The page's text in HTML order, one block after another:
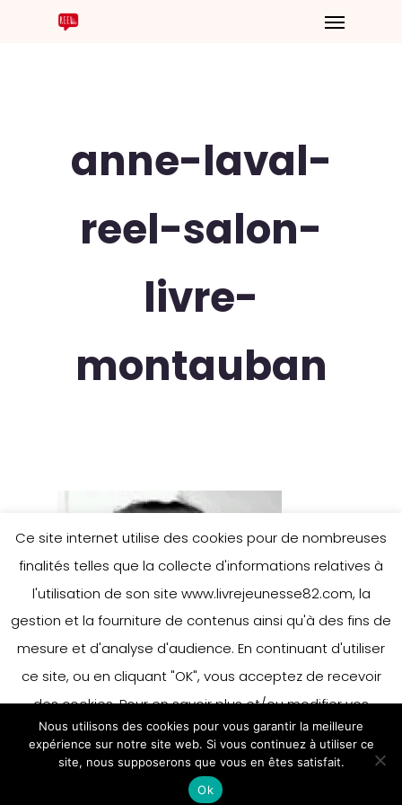
anne-laval-
reel-salon-
livre-
montauban
Ce site internet utilise des cookies pour de nombreuses
finalités telles que la collecte d'informations relatives à
l'utilisation de son site www.livrejeunesse82.com, la
gestion et la fourniture de contenus ainsi qu'à des fins de
mesure et d'analyse d'audience. En continuant d'utiliser
ce site, ou en cliquant "OK", vous acceptez de recevoir
des cookies. Pour en savoir plus et/ou modifier vos
préférences en matière de cookies, merci de vous référer
à notre politique sur les cookies.
Accepter
En savoir plus
Nous utilisons des cookies pour vous garantir la meilleure
expérience sur notre site web. Si vous continuez à utiliser ce
site, nous supposerons que vous en êtes satisfait.
Ok